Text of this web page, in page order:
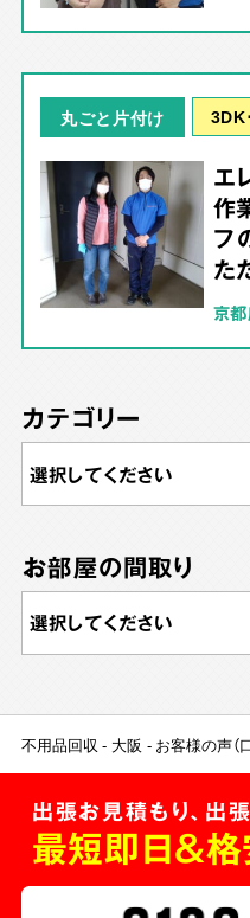
丸ごと片付け
エ
作
フ
た
京
カテゴリー
お部屋の間取り
不用品回収 大阪 お客様の声（
出張お見積もり、出
最短即日＆